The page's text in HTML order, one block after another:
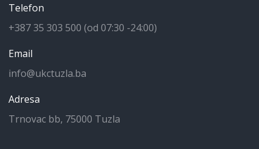
Telefon
+387 35 303 500 (od 07:30 -24:00)
Email
info@ukctuzla.ba
Adresa
Trnovac bb, 75000 Tuzla